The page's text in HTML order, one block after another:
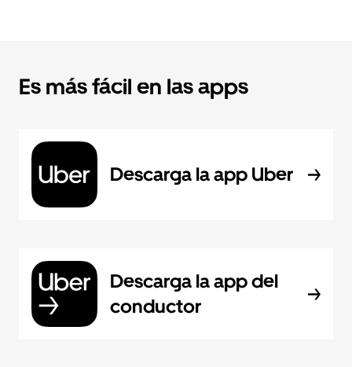
Es más fácil en las apps
Descarga la app Uber
Descarga la app del
conductor